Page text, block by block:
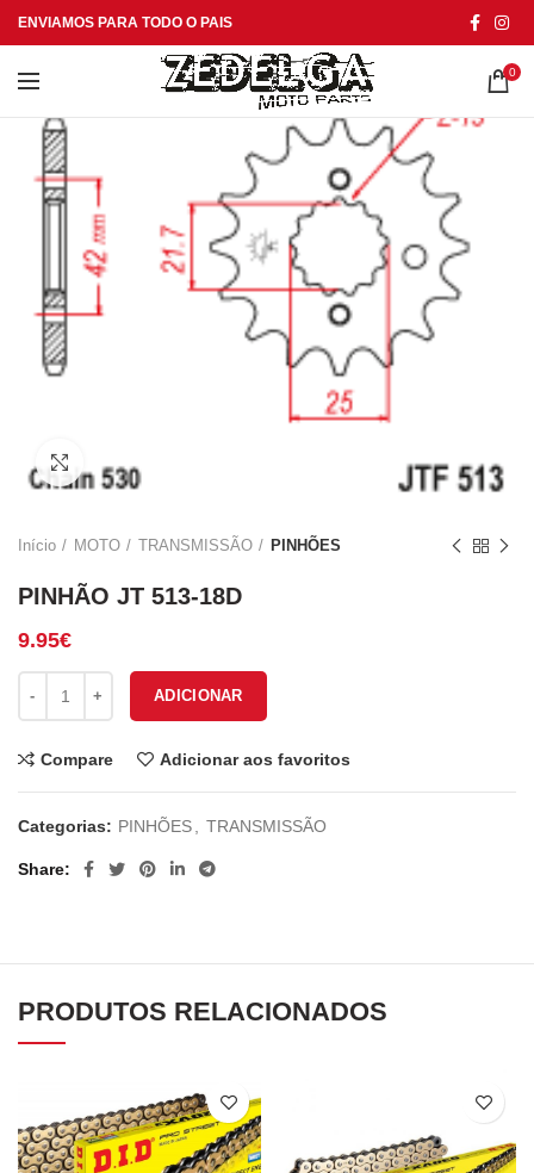
ENVIAMOS PARA TODO O PAIS
0
Click to enlarge
Início MOTO TRANSMISSÃO PINHÕES
PINHÃO JT 513-18D
9.95€
ADICIONAR
Compare Adicionar aos favoritos
Categorias: PINHÕES TRANSMISSÃO
Share
PRODUTOS RELACIONADOS